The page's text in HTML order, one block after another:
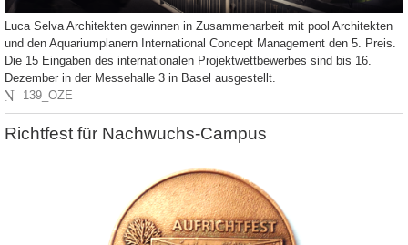
Luca Selva Architekten gewinnen in Zusammenarbeit mit pool Architekten
und den Aquariumplanern International Concept Management den 5. Preis.
Die 15 Eingaben des internationalen Projektwettbewerbes sind bis 16.
Dezember in der Messehalle 3 in Basel ausgestellt.
N 139_OZE
Richtfest für Nachwuchs-Campus